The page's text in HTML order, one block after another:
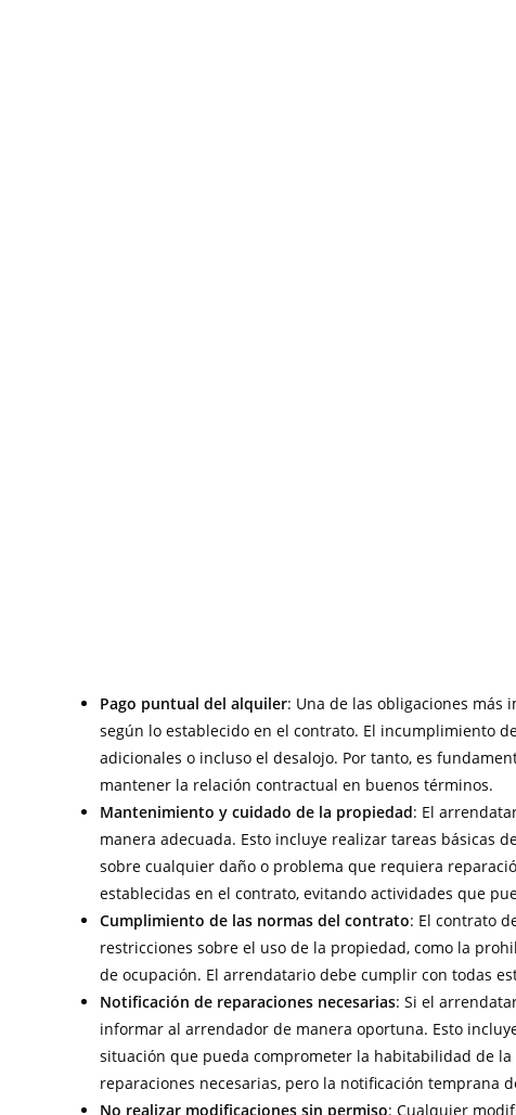
Pago puntual del alquiler: Una de las obligaciones
según lo establecido en el contrato. El incumplimiento
adicionales o incluso el desalojo. Por tanto, es
mantener la relación contractual en buenos términos.
Mantenimiento y cuidado de la propiedad: El
manera adecuada. Esto incluye realizar tareas básicas
sobre cualquier daño o problema que requiera
establecidas en el contrato, evitando actividades que
Cumplimiento de las normas del contrato: El contrato
restricciones sobre el uso de la propiedad, como la
de ocupación. El arrendatario debe cumplir con todas
Notificación de reparaciones necesarias: Si el
informar al arrendador de manera oportuna. Esto
situación que pueda comprometer la habitabilidad de
reparaciones necesarias, pero la notificación temprana
No realizar modificaciones sin permiso: Cualquier